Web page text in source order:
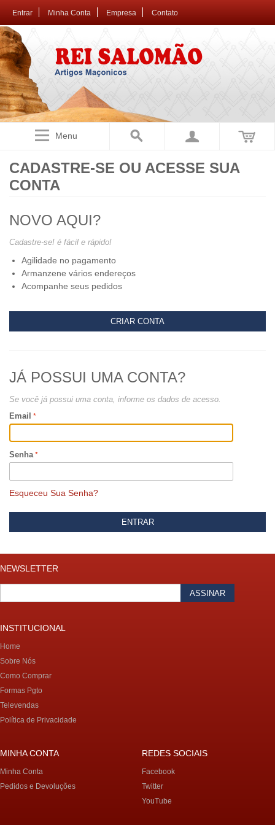
Entrar Minha Conta Empresa Contato
Menu
CADASTRE-SE OU ACESSE SUA
CONTA
NOVO AQUI?
Cadastre-se! é fácil e rápido!
Agilidade no pagamento
Armanzene vários endereços
Acompanhe seus pedidos
CRIAR CONTA
JÁ POSSUI UMA CONTA?
Se você já possui uma conta, informe os dados de acesso.
Email
Senha
Esqueceu Sua Senha?
ENTRAR
NEWSLETTER
ASSINAR
INSTITUCIONAL
Home
Sobre Nós
Como Comprar
Formas Pgto
Televendas
Política de Privacidade
MINHA CONTA
Minha Conta
Pedidos e Devoluções
REDES SOCIAIS
Facebook
Twitter
YouTube